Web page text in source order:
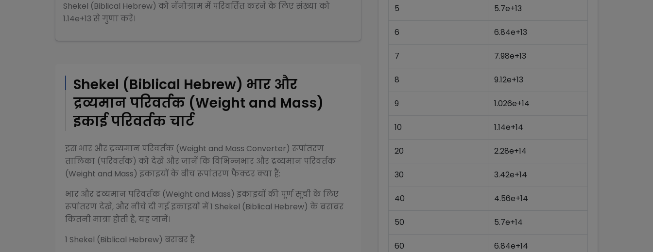
Shekel (Biblical Hebrew) कोनॅनोग्राममें परिवर्तित करने के लिए संख्या को
1.14e+13 सेगुणाकरें।
Shekel (Biblical Hebrew) भार और
द्रव्यमान परिवर्तक (Weight and Mass)
इकाई परिवर्तक चार्ट
इस भार और द्रव्यमान परिवर्तक (Weight and Mass Converter) रूपांतरण
तालिका (परिवर्तक) को देखें और जानें कि विभिन्नभार और द्रव्यमान परिवर्तक
(Weight and Mass) इकाइयों के बीच रूपांतरण फैक्टर क्या हैं:
भार और द्रव्यमान परिवर्तक (Weight and Mass) इकाइयों की पूर्ण सूची के लिए
रूपांतरण देखें, और नीचे दी गई इकाइयों में 1 Shekel (Biblical Hebrew) के बराबर
कितनी मात्रा होती है, यह जानें।
1 Shekel (Biblical Hebrew) बराबर है
5 5.7e+13
6 6.84e+13
7 7.98e+13
8 9.12e+13
9 1.026e+14
10 1.14e+14
20 2.28e+14
30 3.42e+14
40 4.56e+14
50 5.7e+14
60 6.84e+14